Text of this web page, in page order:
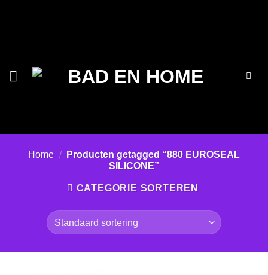
Home /
Producten getagged “880 EUROSEAL
SILICONE”
CATEGORIE SORTEREN